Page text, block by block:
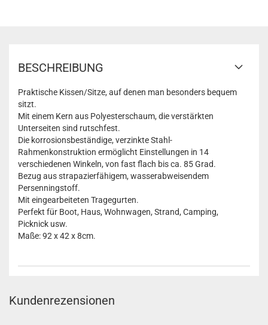
BESCHREIBUNG
Praktische Kissen/Sitze, auf denen man besonders bequem
sitzt.
Mit einem Kern aus Polyesterschaum, die verstärkten
Unterseiten sind rutschfest.
Die korrosionsbeständige, verzinkte Stahl-
Rahmenkonstruktion ermöglicht Einstellungen in 14
verschiedenen Winkeln, von fast flach bis ca. 85 Grad.
Bezug aus strapazierfähigem, wasserabweisendem
Persenningstoff.
Mit eingearbeiteten Tragegurten.
Perfekt für Boot, Haus, Wohnwagen, Strand, Camping,
Picknick usw.
Maße: 92 x 42 x 8cm.
Kundenrezensionen